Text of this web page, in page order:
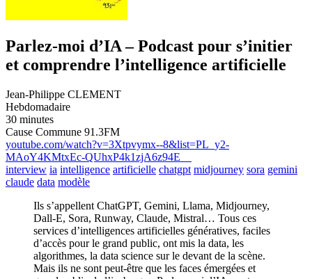
Parlez-moi d’IA – Podcast pour s’initier
et comprendre l’intelligence artificielle
Jean-Philippe CLEMENT
Hebdomadaire
30 minutes
Cause Commune 91.3FM
youtube.com/watch?v=3Xtpvymx--8&list=PL_y2-
MAoY4KMtxEc-QUhxP4k1zjA6z94E
interview ia intelligence artificielle chatgpt midjourney sora gemini
claude data modèle
Ils s’appellent ChatGPT, Gemini, Llama, Midjourney,
Dall-E, Sora, Runway, Claude, Mistral… Tous ces
services d’intelligences artificielles génératives, faciles
d’accès pour le grand public, ont mis la data, les
algorithmes, la data science sur le devant de la scène.
Mais ils ne sont peut-être que les faces émergées et